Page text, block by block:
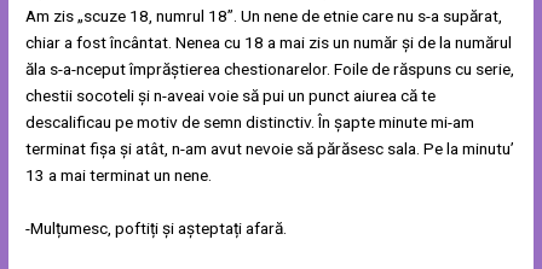
Am zis „scuze 18, numrul 18”. Un nene de etnie care nu s-a supărat,
chiar a fost încântat. Nenea cu 18 a mai zis un număr și de la numărul
ăla s-a-nceput împrăștierea chestionarelor. Foile de răspuns cu serie,
chestii socoteli și n-aveai voie să pui un punct aiurea că te
descalificau pe motiv de semn distinctiv. În șapte minute mi-am
terminat fișa și atât, n-am avut nevoie să părăsesc sala. Pe la minutu’
13 a mai terminat un nene.
-Mulțumesc, poftiți și așteptați afară.